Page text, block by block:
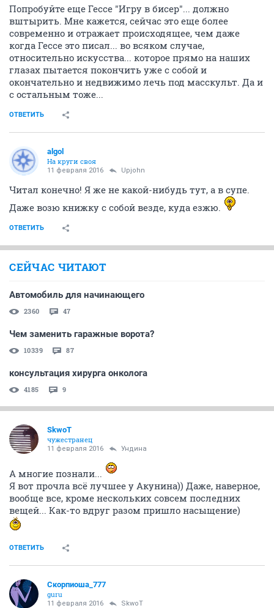
Попробуйте еще Гессе "Игру в бисер"... должно
вштырить. Мне кажется, сейчас это еще более
современно и отражает происходящее, чем даже
когда Гессе это писал... во всяком случае,
относительно искусства... которое прямо на наших
глазах пытается покончить уже с собой и
окончательно и недвижимо лечь под масскульт. Да и
с остальным тоже...
ОТВЕТИТЬ
аlgоl
На круги своя
11 февраля 2016 Upjohn
Читал конечно! Я же не какой-нибудь тут, а в супе.
Даже возю книжку с собой везде, куда езжю.
ОТВЕТИТЬ
СЕЙЧАС ЧИТАЮТ
Автомобиль для начинающего
2360 47
Чем заменить гаражные ворота?
10339 87
консультация хирурга онколога
4185 9
SkwоT
чужестранец
11 февраля 2016 Ундинa
А многие познали...
Я вот прочла всё лучшее у Акунина)) Даже, наверное,
вообще все, кроме нескольких совсем последних
вещей... Как-то вдруг разом пришло насыщение)
ОТВЕТИТЬ
Скорпиоша_777
guru
11 февраля 2016 SkwоT